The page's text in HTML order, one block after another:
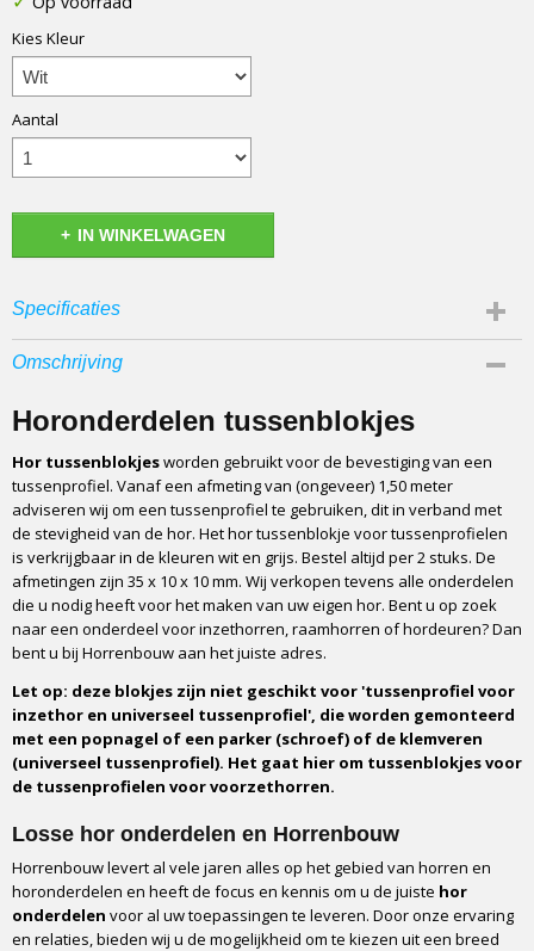
Kies Kleur
Aantal
IN WINKELWAGEN
Specificaties
Productcode
Productcode leverancier
Afmetingen (l,b,h)
3,50 x 1 x 1 cm
Materiaal
Kunststof
Geschikt voor
Tussenprofielen
Beschikbare kleuren
Wit of grijs
Omschrijving
Horonderdelen tussenblokjes
Hor tussenblokjesworden gebruikt voor de bevestiging van een
tussenprofiel. Vanaf een afmeting van (ongeveer) 1,50 meter
adviseren wij om een tussenprofiel te gebruiken, dit in verband met
de stevigheid van de hor. Het hor tussenblokje voor tussenprofielen
is verkrijgbaar in de kleuren wit en grijs. Bestel altijd per 2 stuks. De
afmetingen zijn 35 x 10 x 10 mm. Wij verkopen tevens alle onderdelen
die u nodig heeft voor het maken van uw eigen hor. Bent u op zoek
naar een onderdeel voor inzethorren, raamhorren of hordeuren? Dan
bent u bij Horrenbouw aan het juiste adres.
Let op: deze blokjes zijn niet geschikt voor 'tussenprofiel voor
inzethor en universeel tussenprofiel', die worden gemonteerd
met een popnagel of een parker (schroef) of de klemveren
(universeel tussenprofiel). Het gaat hier om tussenblokjes voor
de tussenprofielen voor voorzethorren.
Losse hor onderdelen en Horrenbouw
Horrenbouw levert al vele jaren alles op het gebied van horren en
horonderdelen en heeft de focus en kennis om u de juiste hor
onderdelen voor al uw toepassingen te leveren. Door onze ervaring
en relaties, bieden wij u de mogelijkheid om te kiezen uit een breed